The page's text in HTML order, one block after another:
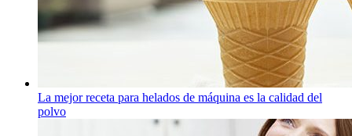
La mejor receta para helados de máquina es la calidad del
polvo